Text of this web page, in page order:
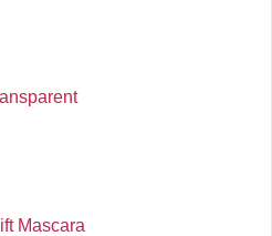
Mascara